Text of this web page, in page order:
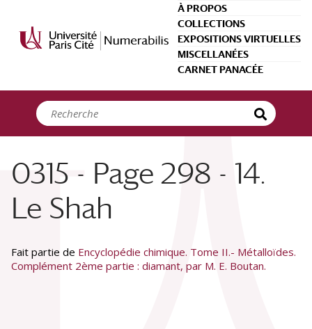
À PROPOS
COLLECTIONS
EXPOSITIONS VIRTUELLES
MISCELLANÉES
CARNET PANACÉE
0315 - Page 298 - 14.
Le Shah
Fait partie de Encyclopédie chimique. Tome II.- Métalloïdes.
Complément 2ème partie : diamant, par M. E. Boutan.